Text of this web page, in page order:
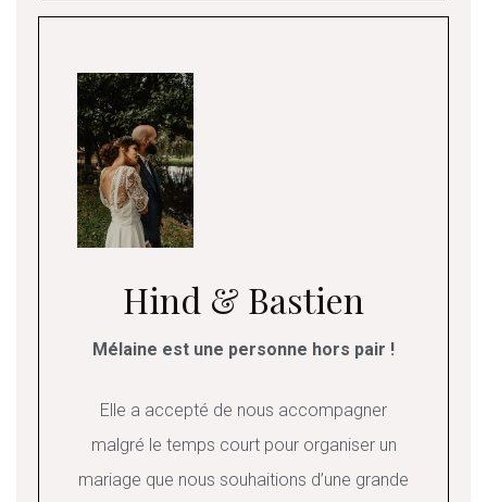
Hind & Bastien
Mélaine est une personne hors pair !
Elle a accepté de nous accompagner
malgré le temps court pour organiser un
mariage que nous souhaitions d’une grande